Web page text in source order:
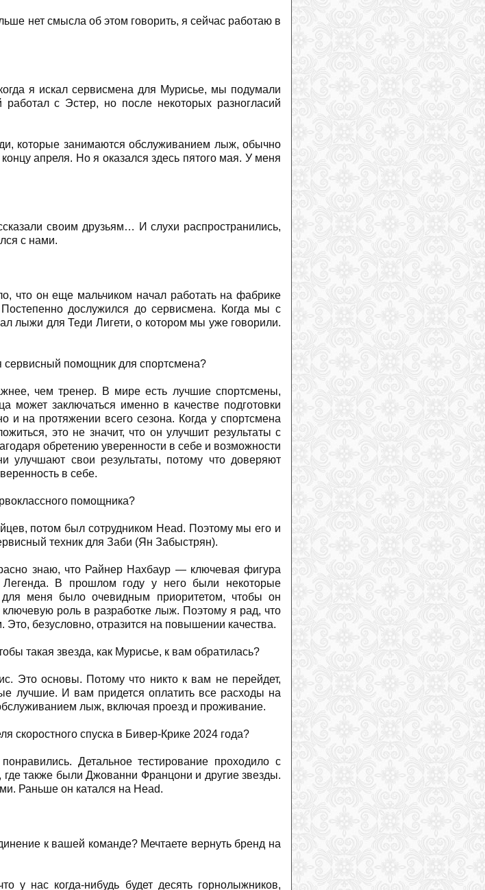
нет смысла об этом говорить, я сейчас работаю в
я искал сервисмена для Mурисье, мы подумали
с Эстер, но после некоторых разногласий
которые занимаются обслуживанием лыж, обычно
апреля. Но я оказался здесь пятого мая. У меня
своим друзьям… И слухи распространились,
с нами.
что он еще мальчиком начал работать на фабрике
дослужился до сервисмена. Когда мы с
лыжи для Теди Лигети, о котором мы уже говорили.
сервисный помощник для спортсмена?
чем тренер. В мире есть лучшие спортсмены,
может заключаться именно в качестве подготовки
и на протяжении всего сезона. Когда у спортсмена
это не значит, что он улучшит результаты с
обретению уверенности в себе и возможности
свои результаты, потому что доверяют
в себе.
помощника?
потом был сотрудником Head. Поэтому мы его и
техник для Заби (Ян Забыстрян).
знаю, что Райнер Нахбаур — ключевая фигура
Легенда. В прошлом году у него были некоторые
меня было очевидным приоритетом, чтобы он
роль в разработке лыж. Поэтому я рад, что
безусловно, отразится на повышении качества.
такая звезда, как Мурисье, к вам обратилась?
Это основы. Потому что никто к вам не перейдет,
лучшие. И вам придется оплатить все расходы на
лыж, включая проезд и проживание.
скоростного спуска в Бивер-Крике 2024 года?
Детальное тестирование проходило с
где также были Джованни Францони и другие звезды.
Раньше он катался на Head.
к вашей команде? Мечтаете вернуть бренд на
у нас когда-нибудь будет десять горнолыжников,